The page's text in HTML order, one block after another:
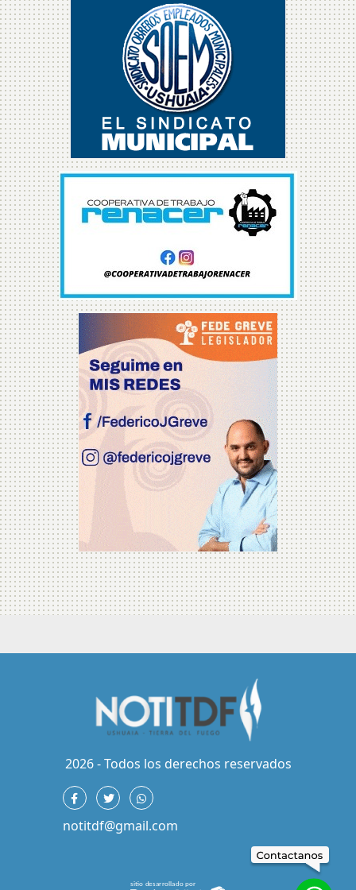
2026 - Todos los derechos reservados
notitdf@gmail.com